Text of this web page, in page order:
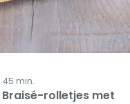
45 min.
Braisé-rolletjes met